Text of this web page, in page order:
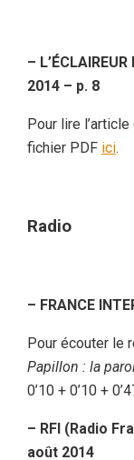
–
2014 – p. 8
Pour lire
fichier PDF ici.
Radio
– FRANCE
Pour écouter le
Papillon : la
0’10 + 0’10 +
– RFI (Radio
août 2014